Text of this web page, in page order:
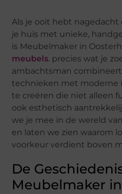
Als je ooit hebt
je huis met unieke,
is Meubelmaker in
meubels. precies wat je
ambachtsman
technieken met moderne
te creëren die niet alleen
ook esthetisch
we je mee in de wereld
en laten we zien waarom
voorkeur verdient boven
De
Meubelmaker